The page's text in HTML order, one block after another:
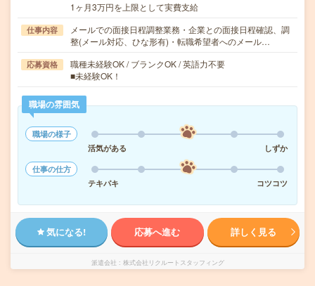
1ヶ月3万円を上限として実費支給
仕事内容
メールでの面接日程調整業務・企業との面接日程確認、調
整(メール対応、ひな形有)・転職希望者へのメール…
応募資格
職種未経験OK / ブランクOK / 英語力不要
■未経験OK！
職場の雰囲気
職場の様子
活気がある
しずか
仕事の仕方
テキパキ
コツコツ
気になる! 応募へ進む 詳しく見る
派遣会社 株式会社リクルートスタッフィング